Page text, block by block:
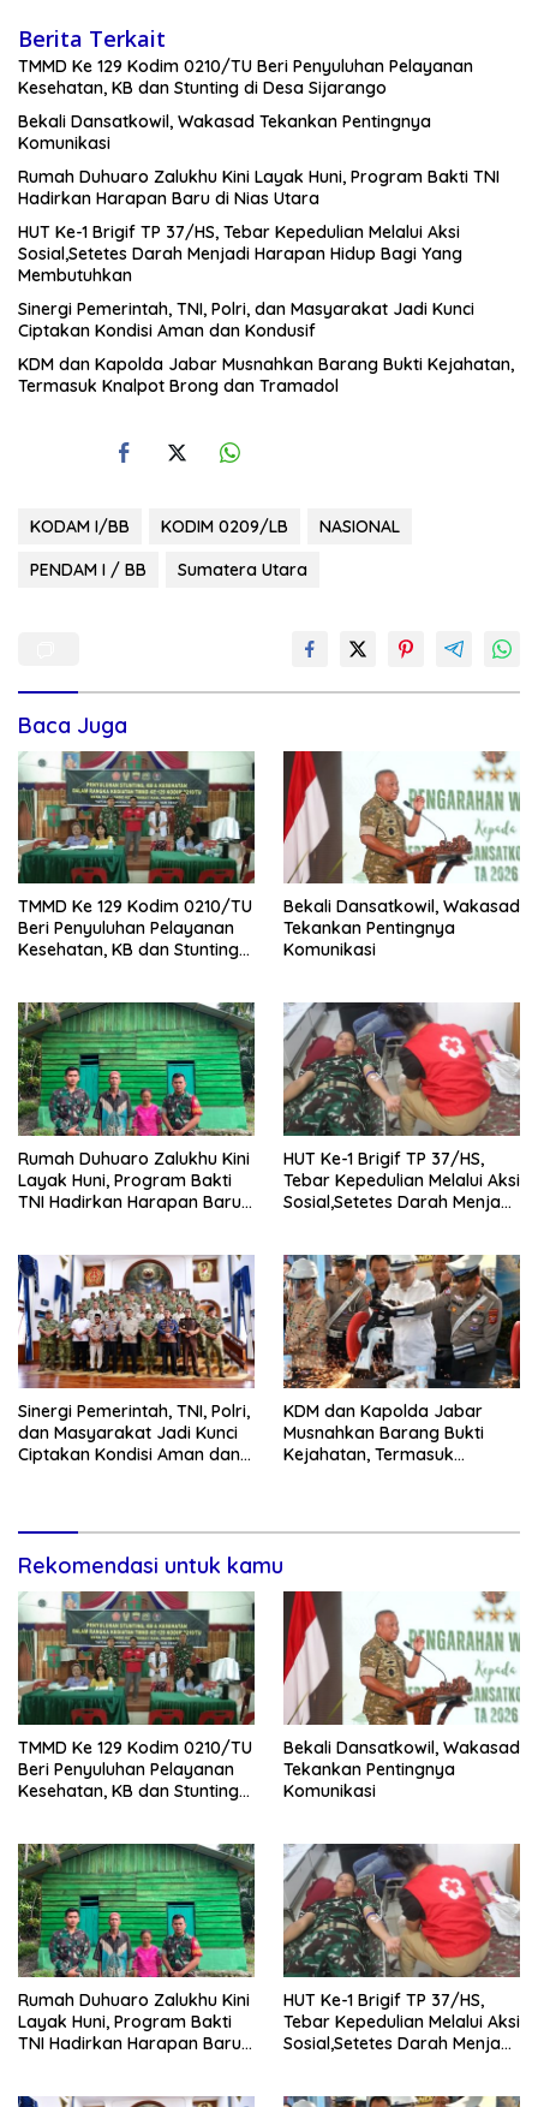
Berita Terkait
TMMD Ke 129 Kodim 0210/TU Beri Penyuluhan Pelayanan
Kesehatan, KB dan Stunting di Desa Sijarango
Bekali Dansatkowil, Wakasad Tekankan Pentingnya
Komunikasi
Rumah Duhuaro Zalukhu Kini Layak Huni, Program Bakti TNI
Hadirkan Harapan Baru di Nias Utara
HUT Ke-1 Brigif TP 37/HS, Tebar Kepedulian Melalui Aksi
Sosial,Setetes Darah Menjadi Harapan Hidup Bagi Yang
Membutuhkan
Sinergi Pemerintah, TNI, Polri, dan Masyarakat Jadi Kunci
Ciptakan Kondisi Aman dan Kondusif
KDM dan Kapolda Jabar Musnahkan Barang Bukti Kejahatan,
Termasuk Knalpot Brong dan Tramadol
KODAM I/BB KODIM 0209/LB
NASIONAL
PENDAM I / BB
Sumatera Utara
Baca Juga
TMMD Ke 129 Kodim 0210/TU
Beri Penyuluhan Pelayanan
Kesehatan, KB dan Stunting
Bekali Dansatkowil, Wakasad
Tekankan Pentingnya
Komunikasi
Rumah Duhuaro Zalukhu Kini
Layak Huni, Program Bakti
TNI Hadirkan Harapan Baru
HUT Ke-1 Brigif TP 37/HS,
Tebar Kepedulian Melalui Aksi
Sosial,Setetes Darah Menjadi
Sinergi Pemerintah, TNI, Polri,
dan Masyarakat Jadi Kunci
Ciptakan Kondisi Aman dan
KDM dan Kapolda Jabar
Musnahkan Barang Bukti
Kejahatan, Termasuk
Rekomendasi untuk kamu
TMMD Ke 129 Kodim 0210/TU
Beri Penyuluhan Pelayanan
Kesehatan, KB dan Stunting
Bekali Dansatkowil, Wakasad
Tekankan Pentingnya
Komunikasi
Rumah Duhuaro Zalukhu Kini
Layak Huni, Program Bakti
TNI Hadirkan Harapan Baru
HUT Ke-1 Brigif TP 37/HS,
Tebar Kepedulian Melalui Aksi
Sosial,Setetes Darah Menjadi